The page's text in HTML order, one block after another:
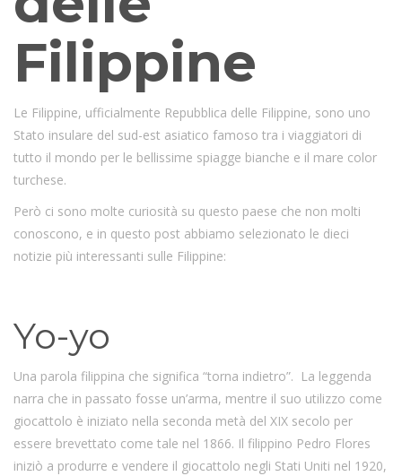
Filippine
Le Filippine, ufficialmente Repubblica delle Filippine, sono uno
Stato insulare del sud-est asiatico famoso tra i viaggiatori di
tutto il mondo per le bellissime spiagge bianche e il mare color
turchese.
Però ci sono molte curiosità su questo paese che non molti
conoscono, e in questo post abbiamo selezionato le dieci
notizie più interessanti sulle Filippine:
Yo-yo
Una parola filippina che significa “torna indietro”. La leggenda
narra che in passato fosse un’arma, mentre il suo utilizzo come
giocattolo è iniziato nella seconda metà del XIX secolo per
essere brevettato come tale nel 1866. Il filippino Pedro Flores
iniziò a produrre e vendere il giocattolo negli Stati Uniti nel 1920,